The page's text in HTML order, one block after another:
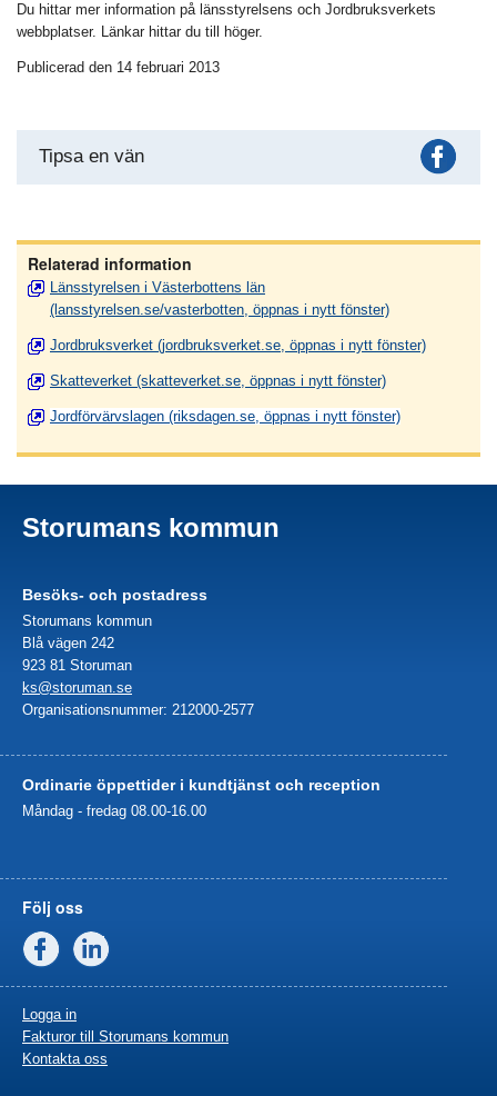
Du hittar mer information på länsstyrelsens och Jordbruksverkets
webbplatser. Länkar hittar du till höger.
Publicerad den 14 februari 2013
Tipsa en vän
Relaterad information
Länsstyrelsen i Västerbottens län
(lansstyrelsen.se/vasterbotten, öppnas i nytt fönster)
Jordbruksverket (jordbruksverket.se, öppnas i nytt fönster)
Skatteverket (skatteverket.se, öppnas i nytt fönster)
Jordförvärvslagen (riksdagen.se, öppnas i nytt fönster)
Storumans kommun
Besöks- och postadress
Storumans kommun
Blå vägen 242
923 81 Storuman
ks@storuman.se
Organisationsnummer: 212000-2577
Ordinarie öppettider i kundtjänst och reception
Måndag - fredag 08.00-16.00
Följ oss
Facebook
Logga in
Fakturor till Storumans kommun
Kontakta oss